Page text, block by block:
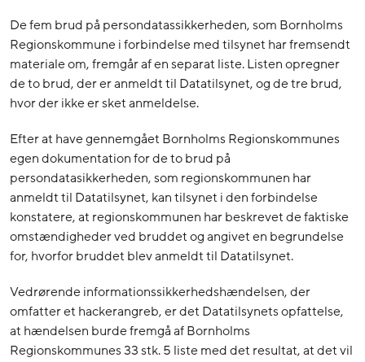
De fem brud på persondatassikkerheden, som Bornholms
Regionskommune i forbindelse med tilsynet har fremsendt
materiale om, fremgår af en separat liste. Listen opregner
de to brud, der er anmeldt til Datatilsynet, og de tre brud,
hvor der ikke er sket anmeldelse.
Efter at have gennemgået Bornholms Regionskommunes
egen dokumentation for de to brud på
persondatasikkerheden, som regionskommunen har
anmeldt til Datatilsynet, kan tilsynet i den forbindelse
konstatere, at regionskommunen har beskrevet de faktiske
omstændigheder ved bruddet og angivet en begrundelse
for, hvorfor bruddet blev anmeldt til Datatilsynet.
Vedrørende informationssikkerhedshændelsen, der
omfatter et hackerangreb, er det Datatilsynets opfattelse,
at hændelsen burde fremgå af Bornholms
Regionskommunes 33 stk. 5 liste med det resultat, at det vil